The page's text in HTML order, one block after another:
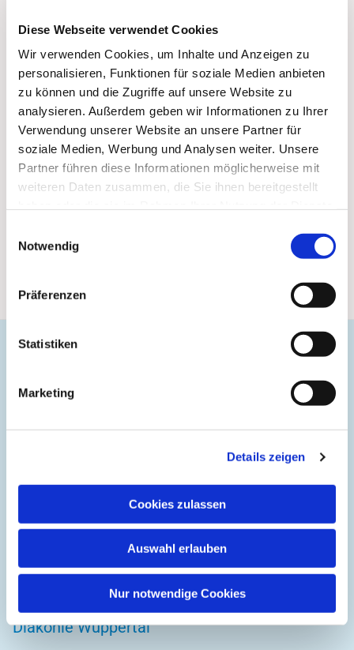
Diese Webseite verwendet Cookies
Wir verwenden Cookies, um Inhalte und Anzeigen zu
personalisieren, Funktionen für soziale Medien anbieten
zu können und die Zugriffe auf unsere Website zu
analysieren. Außerdem geben wir Informationen zu Ihrer
Verwendung unserer Website an unsere Partner für
soziale Medien, Werbung und Analysen weiter. Unsere
Partner führen diese Informationen möglicherweise mit
weiteren Daten zusammen, die Sie ihnen bereitgestellt
Notwendig
Präferenzen
Statistiken
Marketing
Details zeigen
Cookies zulassen
Auswahl erlauben
Nur notwendige Cookies
Kirchplatz 1
Kirchenkreis Wuppertal
Altenwohnstätte
Diakonie Wuppertal